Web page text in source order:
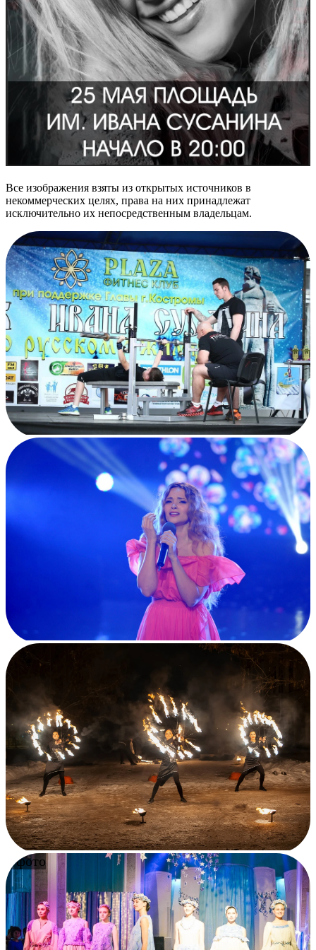
Все изображения взяты из открытых источников в
некоммерческих целях, права на них принадлежат
исключительно их непосредственным владельцам.
5 фото